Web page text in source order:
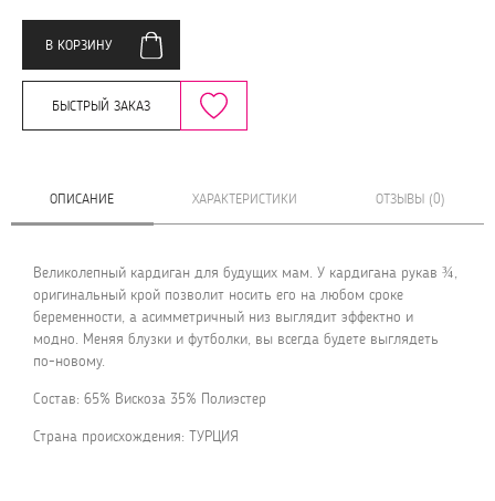
В КОРЗИНУ
БЫСТРЫЙ ЗАКАЗ
ОПИСАНИЕ ХАРАКТЕРИСТИКИ ОТЗЫВЫ (0)
Великолепный кардиган для будущих мам. У кардигана рукав ¾,
оригинальный крой позволит носить его на любом сроке
беременности, а асимметричный низ выглядит эффектно и
модно. Меняя блузки и футболки, вы всегда будете выглядеть
по-новому.
Состав: 65% Вискоза 35% Полиэстер
Страна происхождения: ТУРЦИЯ